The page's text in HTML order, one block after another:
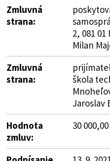
Zmluvná
strana:
2, 081 01
Milan
Zmluvná
strana:
škola
Jaroslav
Hodnota
zmluv:
30